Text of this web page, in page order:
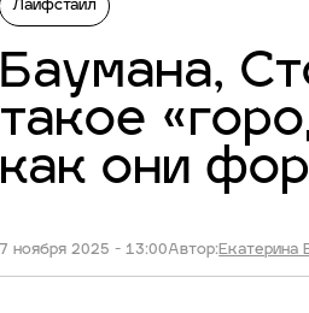
Лайфстайл
Баумана,
такое
как они
7 ноября 2025 - 13:00Автор:Екатерина